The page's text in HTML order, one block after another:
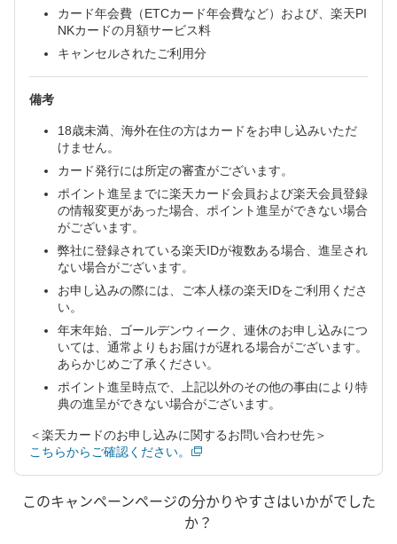
カード年会費（ETCカード年会費など）および、楽天PI
NKカードの月額サービス料
キャンセルされたご利用分
備考
18歳未満、海外在住の方はカードをお申し込みいただ
けません。
カード発行には所定の審査がございます。
ポイント進呈までに楽天カード会員および楽天会員登録
の情報変更があった場合、ポイント進呈ができない場合
がございます。
弊社に登録されている楽天IDが複数ある場合、進呈され
ない場合がございます。
お申し込みの際には、ご本人様の楽天IDをご利用くださ
い。
年末年始、ゴールデンウィーク、連休のお申し込みにつ
いては、通常よりもお届けが遅れる場合がございます。
あらかじめご了承ください。
ポイント進呈時点で、上記以外のその他の事由により特
典の進呈ができない場合がございます。
＜楽天カードのお申し込みに関するお問い合わせ先＞
こちらからご確認ください。
このキャンペーンページの分かりやすさはいかがでした
か？